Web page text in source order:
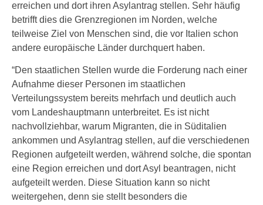
erreichen und dort ihren Asylantrag stellen. Sehr häufig
betrifft dies die Grenzregionen im Norden, welche
teilweise Ziel von Menschen sind, die vor Italien schon
andere europäische Länder durchquert haben.
“Den staatlichen Stellen wurde die Forderung nach einer
Aufnahme dieser Personen im staatlichen
Verteilungssystem bereits mehrfach und deutlich auch
vom Landeshauptmann unterbreitet. Es ist nicht
nachvollziehbar, warum Migranten, die in Süditalien
ankommen und Asylantrag stellen, auf die verschiedenen
Regionen aufgeteilt werden, während solche, die spontan
eine Region erreichen und dort Asyl beantragen, nicht
aufgeteilt werden. Diese Situation kann so nicht
weitergehen, denn sie stellt besonders die